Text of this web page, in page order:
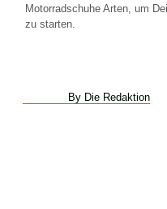
Motorradschuhe Arten, um
zu starten.
By Die Redaktion